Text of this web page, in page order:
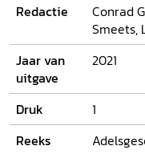
Redactie
Conrad
Smeets,
Jaar van
uitgave
2021
Druk
1
Reeks